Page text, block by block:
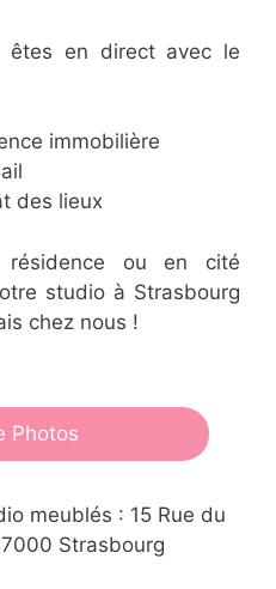
êtes en direct avec le
immobilière
des lieux
ou en cité
studio à Strasbourg
chez nous !
Photos
meublés : 15 Rue du
Strasbourg